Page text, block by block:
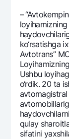
–
ko‘rsatishga
Avtotrans”
Ushbu
o‘rdik. 20 ta
avtomagistral
qulay
sifatini